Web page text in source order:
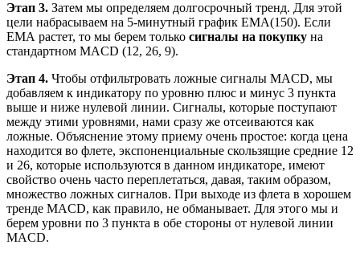
Этап 3. Затем мы определяем долгосрочный тренд. Для этой
цели набрасываем на 5-минутный график ЕМА(150). Если
ЕМА растет, то мы берем только сигналы на покупку на
стандартном MACD (12, 26, 9).
Этап 4. Чтобы отфильтровать ложные сигналы MACD, мы
добавляем к индикатору по уровню плюс и минус 3 пункта
выше и ниже нулевой линии. Сигналы, которые поступают
между этими уровнями, нами сразу же отсеиваются как
ложные. Объяснение этому приему очень простое: когда цена
находится во флете, экспоненциальные скользящие средние 12
и 26, которые используются в данном индикаторе, имеют
свойство очень часто переплетаться, давая, таким образом,
множество ложных сигналов. При выходе из флета в хорошем
тренде MACD, как правило, не обманывает. Для этого мы и
берем уровни по 3 пункта в обе стороны от нулевой линии
MACD.